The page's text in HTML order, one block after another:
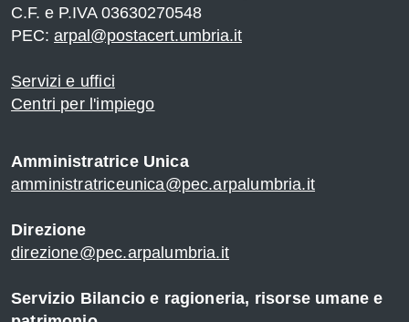
C.F. e P.IVA 03630270548
PEC: arpal@postacert.umbria.it
Servizi e uffici
Centri per l'impiego
Amministratrice Unica
amministratriceunica@pec.arpalumbria.it
Direzione
direzione@pec.arpalumbria.it
Servizio Bilancio e ragioneria, risorse umane e